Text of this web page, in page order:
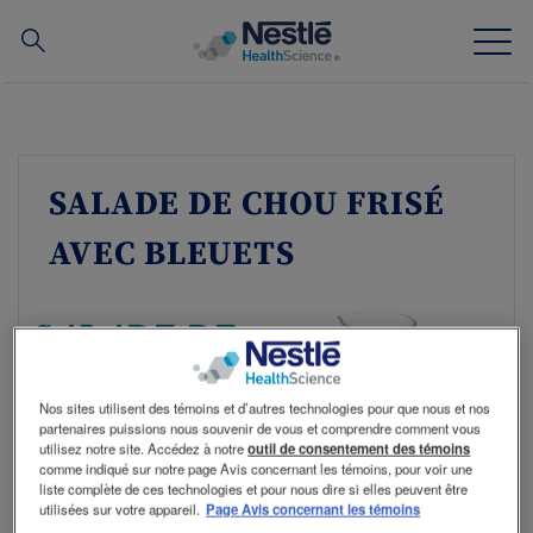
Nos ressources humaines
Nos investissements et nos partenariats
Contact
Contactez nous
SALADE DE CHOU FRISÉ
AVEC BLEUETS
SALADE DE
CHOU
FRISÉ AVEC
Nos sites utilisent des témoins et d’autres technologies pour que nous et nos
partenaires puissions nous souvenir de vous et comprendre comment vous
utilisez notre site. Accédez à notreoutil de consentement des témoins
comme indiqué sur notre page Avis concernant les témoins, pour voir une
liste complète de ces technologies et pour nous dire si elles peuvent être
utilisées sur votre appareil. Page Avis concernant les témoins